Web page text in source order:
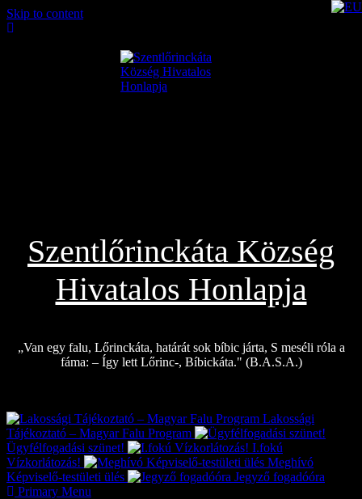
Skip to content
Szentlőrinckáta Község
Hivatalos Honlapja
„Van egy falu, Lőrinckáta, határát sok bíbic járta, S meséli róla a
fáma: – Így lett Lőrinc-, Bíbickáta." (B.A.S.A.)
Lakossági
Tájékoztató – Magyar Falu Program
Ügyfélfogadási szünet!
I.fokú
Vízkorlátozás!
Meghívó
Képviselő-testületi ülés
Jegyző fogadóóra
Primary Menu